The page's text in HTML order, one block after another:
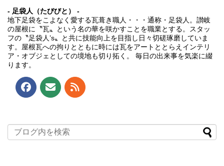
- 足袋人（たびびと） -
地下足袋をこよなく愛する瓦葺き職人・・・通称・足袋人。讃岐
の屋根に〝瓦〟という名の華を咲かすことを職業とする。スタッ
フの〝足袋人’s〟と共に技能向上を目指し日々切磋琢磨していま
す。屋根瓦への拘りとともに時には瓦をアートととらえインテリ
ア・オブジェとしての境地も切り拓く。 毎日の出来事を気楽に綴
ります。